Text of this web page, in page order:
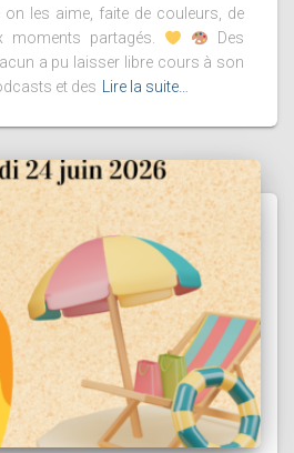
les aime, faite de couleurs, de
moments partagés.
Des
a pu laisser libre cours à son
et des Lire la suite…